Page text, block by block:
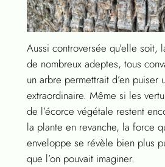
Aussi controversée qu’elle soit,
de nombreux adeptes, tous
un arbre permettrait d’en puiser
extraordinaire. Même si les
de l’écorce végétale restent
la plante en revanche, la force
enveloppe se révèle bien plus
que l’on pouvait imaginer.